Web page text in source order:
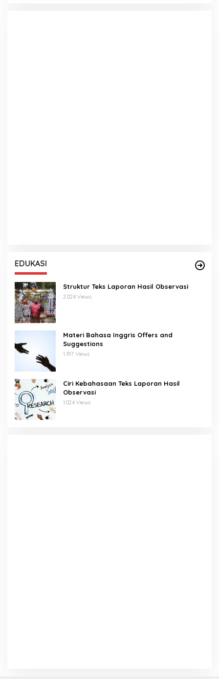
EDUKASI
Struktur Teks Laporan Hasil Observasi
2.024 Views
Materi Bahasa Inggris Offers and
Suggestions
1.917 Views
Ciri Kebahasaan Teks Laporan Hasil
Observasi
1.024 Views